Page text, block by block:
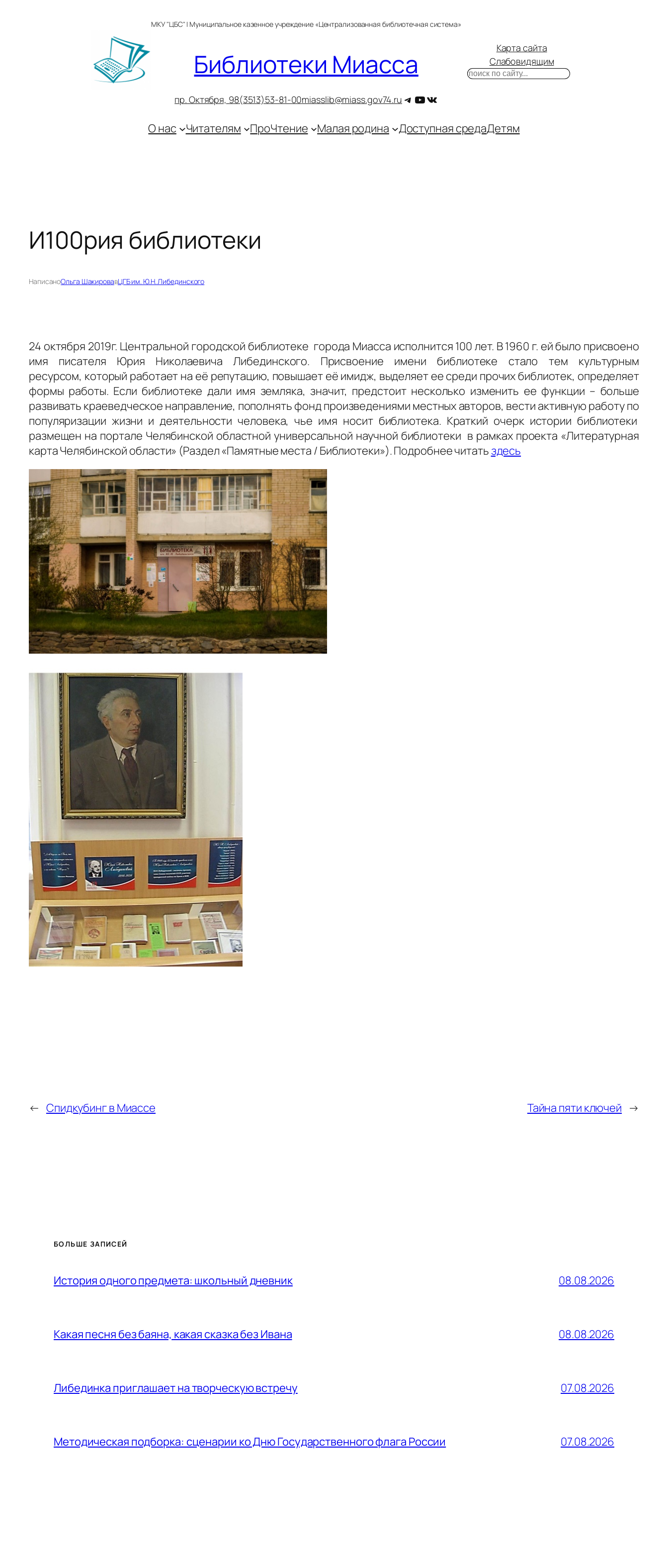
МКУ "ЦБС" | Муниципальное казенное учреждение «Централизованная библиотечная система»
Библиотеки Миасса
пр. Октября, 98(3513)53-81-00miasslib@miass.gov74.ru Telegram
YouTube
ВКонтакте
Карта сайта
Слабовидящим
Поиск
О нас Читателям ПроЧтение Малая родина Доступная средаДетям
И100рия библиотеки
НаписаноОльга ШакировавЦГБ им. Ю.Н. Либединского
24 октября 2019г. Центральной городской библиотеке города Миасса исполнится 100 лет. В 1960 г. ей было присвоено
имя писателя Юрия Николаевича Либединского. Присвоение имени библиотеке стало тем культурным
ресурсом, который работает на её репутацию, повышает её имидж, выделяет ее среди прочих библиотек, определяет
формы работы. Если библиотеке дали имя земляка, значит, предстоит несколько изменить ее функции – больше
развивать краеведческое направление, пополнять фонд произведениями местных авторов, вести активную работу по
популяризации жизни и деятельности человека, чье имя носит библиотека. Краткий очерк истории библиотеки
размещен на портале Челябинской областной универсальной научной библиотеки в рамках проекта «Литературная
карта Челябинской области» (Раздел «Памятные места / Библиотеки»). Подробнее читатьздесь
← Спидкубинг в Миассе Тайна пяти ключей →
БОЛЬШЕ ЗАПИСЕЙ
История одного предмета: школьный дневник 08.08.2026
Какая песня без баяна, какая сказка без Ивана 08.08.2026
Либединка приглашает на творческую встречу 07.08.2026
Методическая подборка: сценарии ко Дню Государственного флага России 07.08.2026